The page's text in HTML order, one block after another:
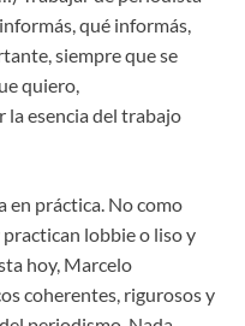
qué informás,
siempre que se
quiero,
la esencia del trabajo
en práctica. No como
lobbie o liso y
hoy, Marcelo
coherentes, rigurosos y